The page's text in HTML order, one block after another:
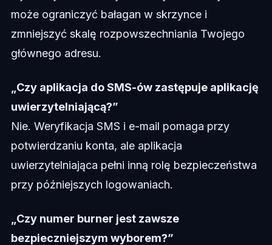
może ograniczyć bałagan w skrzynce i
zmniejszyć skalę rozpowszechniania Twojego
głównego adresu.
„Czy aplikacja do SMS-ów zastępuje aplikację
uwierzytelniającą?”
Nie. Weryfikacja SMS i e-mail pomaga przy
potwierdzaniu konta, ale aplikacja
uwierzytelniająca pełni inną rolę bezpieczeństwa
przy późniejszych logowaniach.
„Czy numer burner jest zawsze
bezpieczniejszym wyborem?”